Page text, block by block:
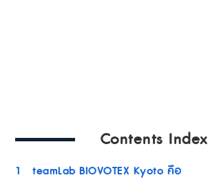
Contents Index
1
teamLab BIOVOTEX Kyoto คือ